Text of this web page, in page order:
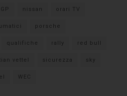
nissan orari TV
porsche
qualifiche rally red bull
vettel sicurezza sky
WEC